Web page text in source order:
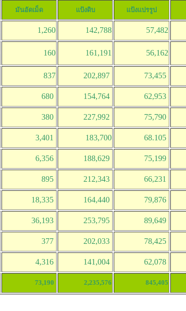
มันอัดเม็ด แป้งดิบ แป้งแปรรูป
1,260 142,788 57,482
160 161,191 56,162
837 202,897 73,455
680 154,764 62,953
380 227,992 75,790
3,401 183,700 68.105
6,356 188,629 75,199
895 212,343 66,231
18,335 164,440 79,876
36,193 253,795 89,649
377 202,033 78,425
4,316 141,004 62,078
73,190 2,235,576 845,405